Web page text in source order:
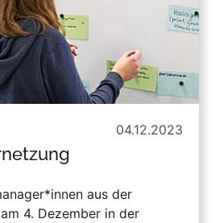
04.12.2023
aus der
4. Dezember in der